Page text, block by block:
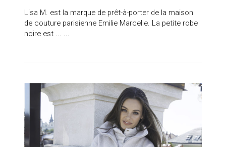
Lisa M. est la marque de prêt-à-porter de la maison
de couture parisienne Emilie Marcelle. La petite robe
noire est ... ...